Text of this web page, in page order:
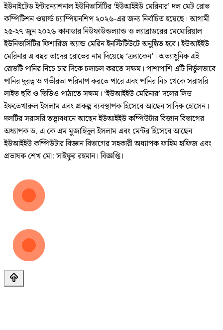
ইউনাইটেড ইন্টারন্যাশনাল ইউনিভার্সিটির ‘ইউআইইউ মেরিনার’ দল মেট রোভ
কম্পিটিশন ওয়ার্ল্ড চ্যাম্পিয়নশিপ ২০২৬-এর জন্য নির্বাচিত হয়েছে। আগামী
২৫-২৭ জুন ২০২৬ কানাডার নিউফাউন্ডল্যান্ড ও ল্যাব্রাডরের মেমোরিয়াল
ইউনিভার্সিটির ফিশারিজ অ্যান্ড মেরিন ইনস্টিটিউটে অনুষ্ঠিত হবে। ইউআইইউ
মেরিনার এ বছর তাদের রোভের নাম দিয়েছে ‘ক্র্যাকেন’। অত্যাধুনিক এই
রোভটি পানির নিচে চার দিকে চলাচল করতে সক্ষম। পাশাপাশি এটি নির্ভুলভাবে
পানির দূরত্ব ও গভীরতা পরিমাপ করতে পারে এবং পানির নিচ থেকে সরাসরি
লাইভ ছবি ও ভিডিও পাঠাতে সক্ষম। ‘ইউআইইউ মেরিনার’ দলের লিড
ইফতেখারুল ইসলাম এবং প্রকল্প ব্যবস্থাপক হিসেবে আছেন সাদিক হোসেন।
দলটির সরাসরি তত্ত্বাবধানে আছেন ইউআইইউ কম্পিউটার বিজ্ঞান বিভাগের
অধ্যাপক ড. এ কে এম মুজাহিদুল ইসলাম এবং মেন্টর হিসেবে আছেন
ইউআইইউ কম্পিউটার বিজ্ঞান বিভাগের সহকারী অধ্যাপক ফাহিম হাফিজ এবং
প্রভাষক শেখ মো: সাইফুর রহমান। বিজ্ঞপ্তি।